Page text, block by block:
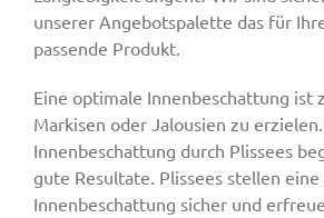
unserer Angebotspalette das für
passende Produkt.
Eine optimale Innenbeschattung ist
Markisen oder Jalousien zu
Innenbeschattung durch Plissees
gute Resultate. Plissees stellen
Innenbeschattung sicher und